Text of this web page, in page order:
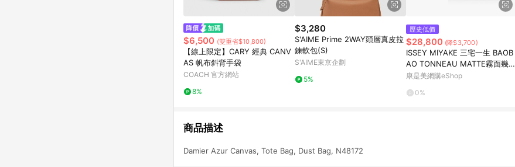
$6,500 (雙重省$10,800)
【線上限定】CARY 經典 CANV
AS 帆布斜背手袋
COACH 官方網站
8%
$3,280
S'AIME Prime 2WAY頭層真皮拉
鍊軟包(S)
S'AIME東京企劃
5%
歷史低價
$28,800 (降$3,700)
ISSEY MIYAKE 三宅一生 BAOB
AO TONNEAU MATTE霧面幾何
菱格翻蓋斜背包-任選色
康是美網購eShop
0%
商品描述
Damier Azur Canvas, Tote Bag, Dust Bag, N48172